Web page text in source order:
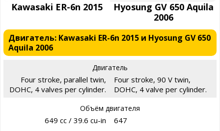
Kawasaki ER-6n 2015
Hyosung GV 650 Aquila
2006
Двигатель: Kawasaki ER-6n 2015 и Hyosung GV 650
Aquila 2006
Двигатель
Four stroke, parallel twin,
DOHC, 4 valves per cylinder.
Four stroke, 90 V twin,
DOHC, 4 valve per cylinder.
Объём двигателя
649 cc / 39.6 cu-in 647